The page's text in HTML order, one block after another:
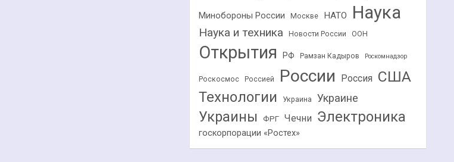
Минобороны России Москве НАТО Наука
Наука и техника Новости России ООН
Открытия РФ Рамзан Кадыров Роскомнадзор
Роскосмос Россией России Россия США
Технологии Украина Украине
Украины ФРГ Чечни Электроника
госкорпорации «Ростех»